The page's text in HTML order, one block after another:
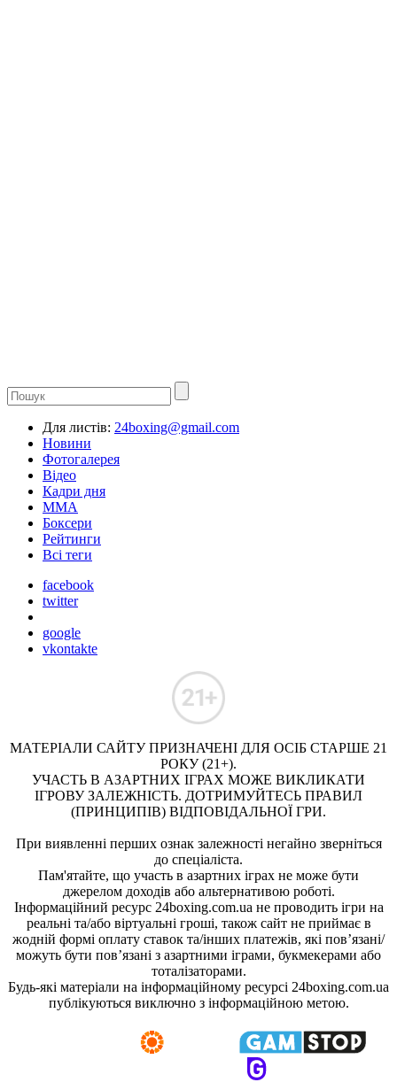
Для листів: 24boxing@gmail.com
Новини
Фотогалерея
Відео
Кадри дня
ММА
Боксери
Рейтинги
Всі теги
facebook
twitter
google
vkontakte
МАТЕРІАЛИ САЙТУ ПРИЗНАЧЕНІ ДЛЯ ОСІБ СТАРШЕ 21
РОКУ (21+).
УЧАСТЬ В АЗАРТНИХ ІГРАХ МОЖЕ ВИКЛИКАТИ
ІГРОВУ ЗАЛЕЖНІСТЬ. ДОТРИМУЙТЕСЬ ПРАВИЛ
(ПРИНЦИПІВ) ВІДПОВІДАЛЬНОЇ ГРИ.
При виявленні перших ознак залежності негайно зверніться
до спеціаліста.
Пам'ятайте, що участь в азартних іграх не може бути
джерелом доходів або альтернативою роботі.
Інформаційний ресурс 24boxing.com.ua не проводить ігри на
реальні та/або віртуальні гроші, також сайт не приймає в
жодній формі оплату ставок та/інших платежів, які пов’язані/
можуть бути пов’язані з азартними іграми, букмекерами або
тоталізаторами.
Будь-які матеріали на інформаційному ресурсі 24boxing.com.ua
публікуються виключно з інформаційною метою.